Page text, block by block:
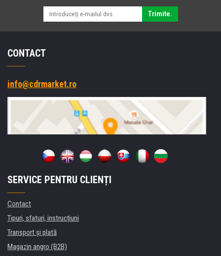
Trimite.
CONTACT
info@cdrmarket.ro
SERVICE PENTRU CLIENȚI
Contact
Tipuri, sfaturi, instrucțiuni
Transport şi plată
Magazin angro (B2B)